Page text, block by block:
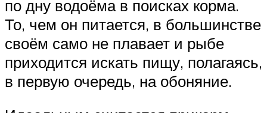
по дну водоёма в поисках корма.
То, чем он питается, в большинстве
своём само не плавает и рыбе
приходится искать пищу, полагаясь,
в первую очередь, на обоняние.